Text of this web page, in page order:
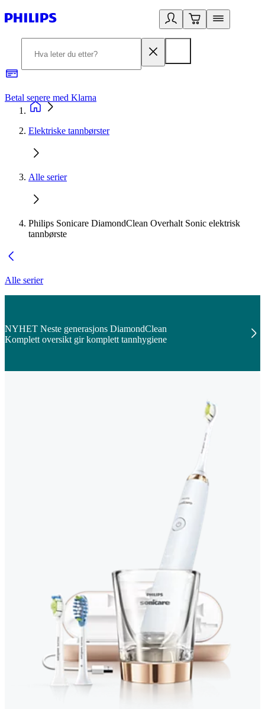
Betal senere med Klarna
Elektriske tannbørster
Alle serier
Philips Sonicare DiamondClean Overhalt Sonic elektrisk
tannbørste
Alle serier
NYHET Neste generasjons DiamondClean
Komplett oversikt gir komplett tannhygiene